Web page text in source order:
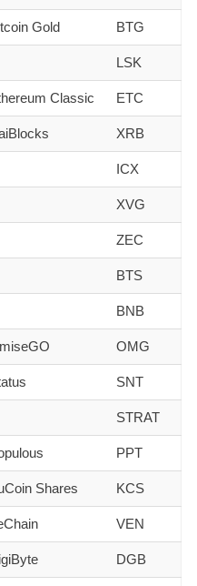
Gold BTG
LSK
Classic ETC
XRB
ICX
XVG
ZEC
BTS
BNB
OMG
SNT
STRAT
PPT
Shares KCS
VEN
DGB